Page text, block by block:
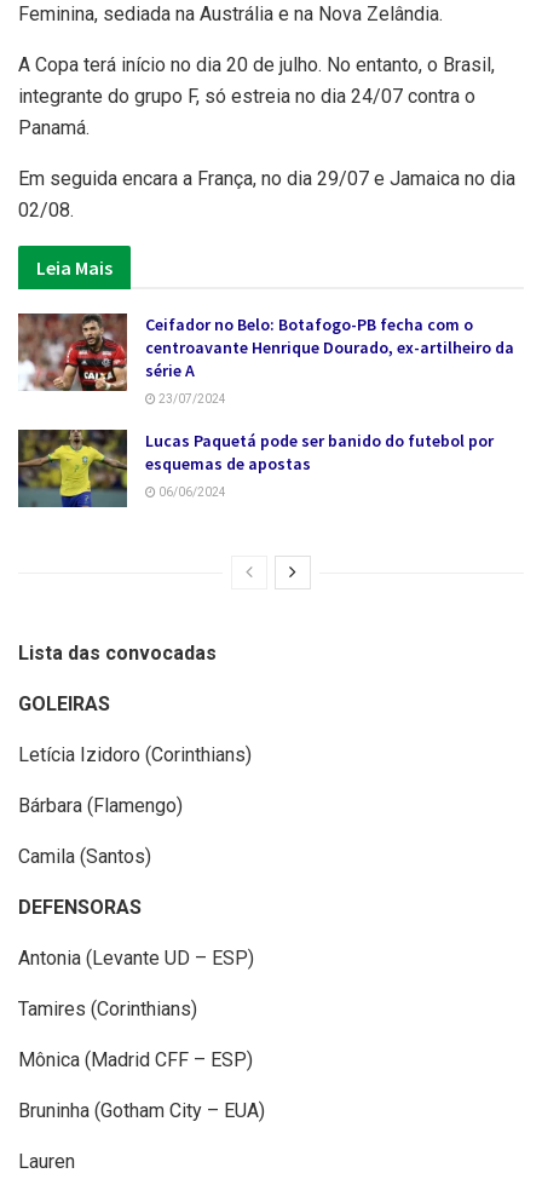
Feminina, sediada na Austrália e na Nova Zelândia.
A Copa terá início no dia 20 de julho. No entanto, o Brasil,
integrante do grupo F, só estreia no dia 24/07 contra o
Panamá.
Em seguida encara a França, no dia 29/07 e Jamaica no dia
02/08.
Leia Mais
Ceifador no Belo: Botafogo-PB fecha com o
centroavante Henrique Dourado, ex-artilheiro da
série A
23/07/2024
Lucas Paquetá pode ser banido do futebol por
esquemas de apostas
06/06/2024
Lista das convocadas
GOLEIRAS
Letícia Izidoro (Corinthians)
Bárbara (Flamengo)
Camila (Santos)
DEFENSORAS
Antonia (Levante UD – ESP)
Tamires (Corinthians)
Mônica (Madrid CFF – ESP)
Bruninha (Gotham City – EUA)
Lauren